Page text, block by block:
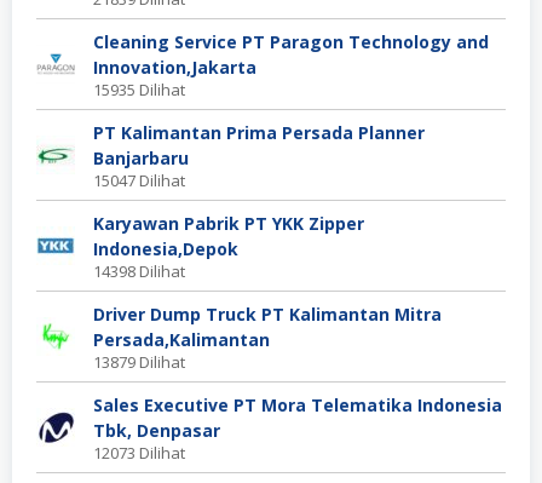
Cleaning Service PT Paragon Technology and
Innovation,Jakarta
15935 Dilihat
PT Kalimantan Prima Persada Planner
Banjarbaru
15047 Dilihat
Karyawan Pabrik PT YKK Zipper
Indonesia,Depok
14398 Dilihat
Driver Dump Truck PT Kalimantan Mitra
Persada,Kalimantan
13879 Dilihat
Sales Executive PT Mora Telematika Indonesia
Tbk, Denpasar
12073 Dilihat